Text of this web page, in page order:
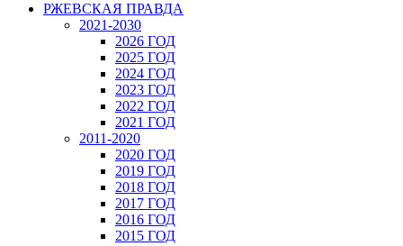
РЖЕВСКАЯ ПРАВДА
2021-2030
2026 ГОД
2025 ГОД
2024 ГОД
2023 ГОД
2022 ГОД
2021 ГОД
2011-2020
2020 ГОД
2019 ГОД
2018 ГОД
2017 ГОД
2016 ГОД
2015 ГОД